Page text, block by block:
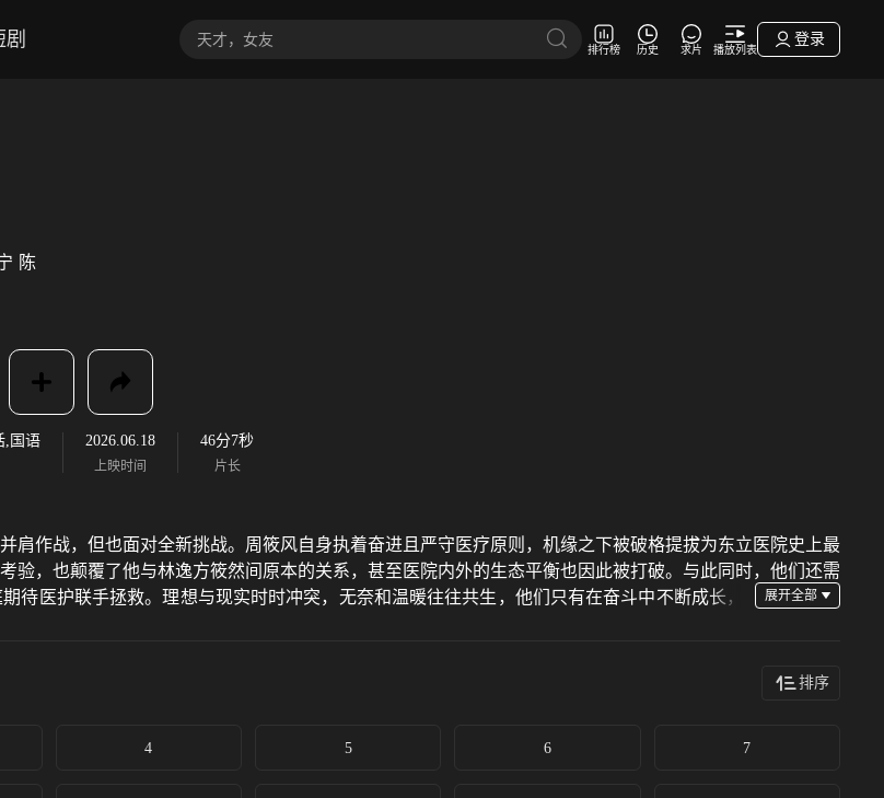
剧 排行榜 历史 求片 播放列表
登录
陈
,国语 2026.06.18
上映时间
46分7秒
片长
肩作战，但也面对全新挑战。周筱风自身执着奋进且严守医疗原则，机缘之下被破格提拔为东立医院史上最
验，也颠覆了他与林逸方筱然间原本的关系，甚至医院内外的生态平衡也因此被打破。与此同时，他们还需
医护联手拯救。理想与现实时时冲突，无奈和温暖往往共生，他们只有在奋斗中不断成长，
排序
4 5 6 7